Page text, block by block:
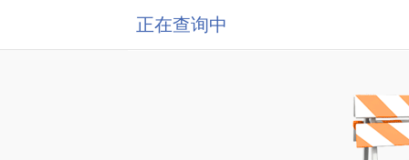
正在查询中